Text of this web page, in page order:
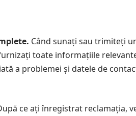
Când sunați sau trimiteți
toate informațiile
a problemei și datele de
ce ați înregistrat reclamația,